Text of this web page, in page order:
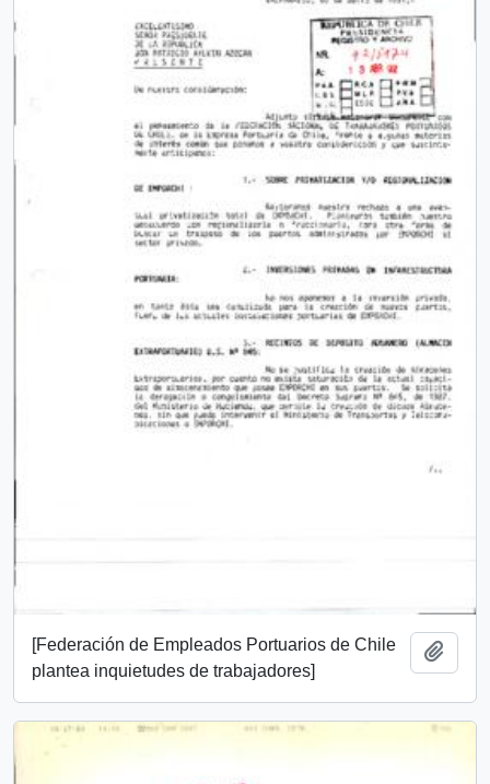
[Federación de Empleados Portuarios de Chile
plantea inquietudes de trabajadores]